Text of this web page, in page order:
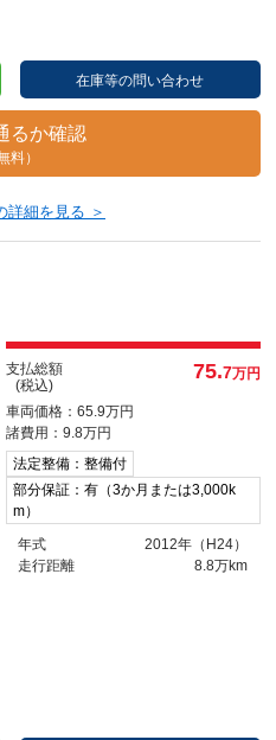
在庫等の問い合わせ
るか確認
料）
詳細を見る ＞
支払総額
(税込)
75.7万円
車両価格：65.9万円
諸費用：9.8万円
法定整備：整備付
部分保証：有（3か月または3,000k
m）
年式
2012年（H24）
走行距離
8.8万km